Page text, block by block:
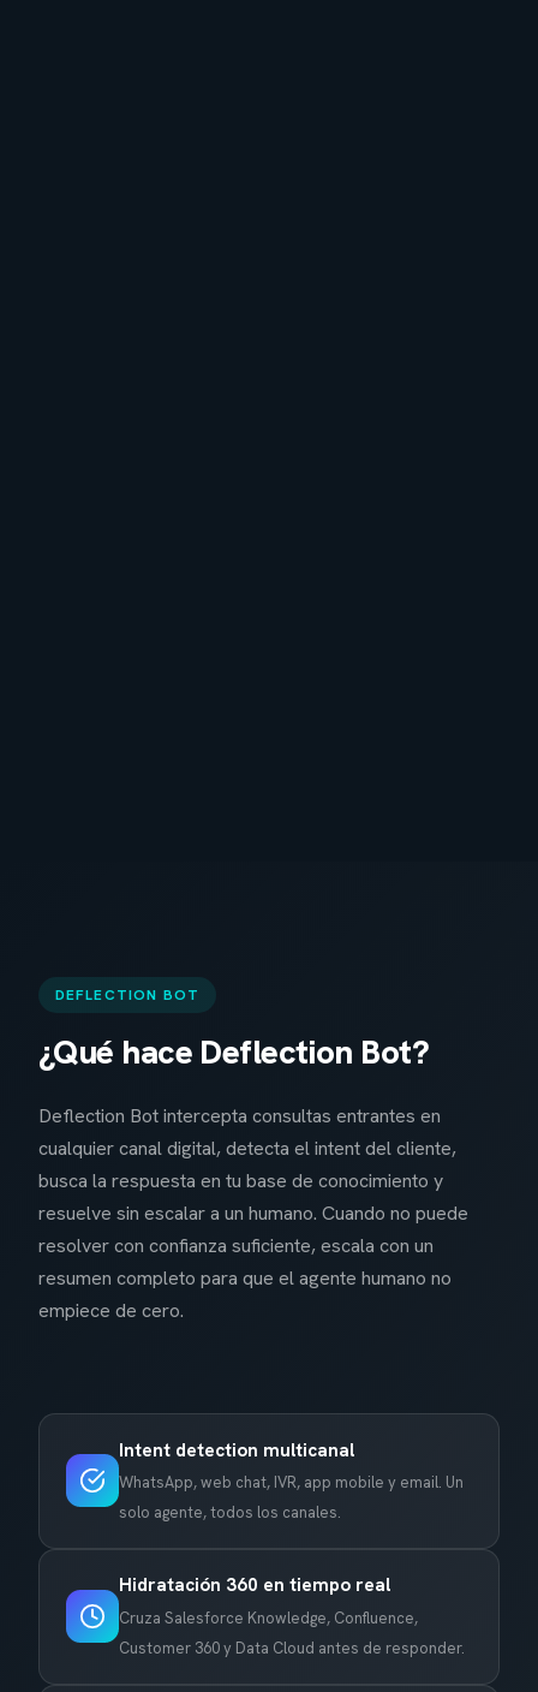
DEFLECTION BOT
¿Qué hace Deflection Bot?
Deflection Bot intercepta consultas entrantes en
cualquier canal digital, detecta el intent del cliente,
busca la respuesta en tu base de conocimiento y
resuelve sin escalar a un humano. Cuando no puede
resolver con confianza suficiente, escala con un
resumen completo para que el agente humano no
empiece de cero.
Intent detection multicanal
WhatsApp, web chat, IVR, app mobile y email. Un
solo agente, todos los canales.
Hidratación 360 en tiempo real
Cruza Salesforce Knowledge, Confluence,
Customer 360 y Data Cloud antes de responder.